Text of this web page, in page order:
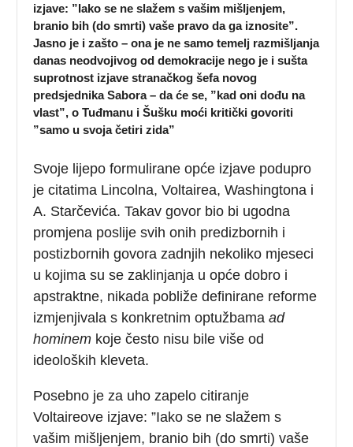
izjave: ”Iako se ne slažem s vašim mišljenjem,
branio bih (do smrti) vaše pravo da ga iznosite”.
Jasno je i zašto – ona je ne samo temelj razmišljanja
danas neodvojivog od demokracije nego je i sušta
suprotnost izjave stranačkog šefa novog
predsjednika Sabora – da će se, ”kad oni dođu na
vlast”, o Tuđmanu i Šušku moći kritički govoriti
”samo u svoja četiri zida”
Svoje lijepo formulirane opće izjave podupro
je citatima Lincolna, Voltairea, Washingtona i
A. Starčevića. Takav govor bio bi ugodna
promjena poslije svih onih predizbornih i
postizbornih govora zadnjih nekoliko mjeseci
u kojima su se zaklinjanja u opće dobro i
apstraktne, nikada pobliže definirane reforme
izmjenjivala s konkretnim optužbamaad
hominem koje često nisu bile više od
ideoloških kleveta.
Posebno je za uho zapelo citiranje
Voltaireove izjave: ”Iako se ne slažem s
vašim mišljenjem, branio bih (do smrti) vaše